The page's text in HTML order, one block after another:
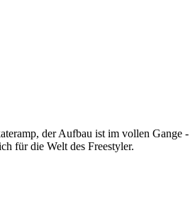
der Aufbau ist im vollen Gange -
für die Welt des Freestyler.